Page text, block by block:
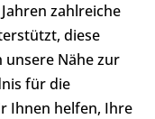
zahlreiche
diese
Nähe zur
für die
Ihnen helfen, Ihre